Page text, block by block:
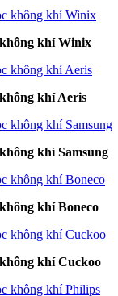
khí Winix
khí Aeris
khí Samsung
khí Boneco
khí Cuckoo